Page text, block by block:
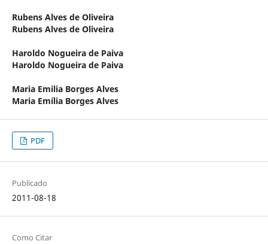
Rubens Alves de Oliveira
Rubens Alves de Oliveira
Haroldo Nogueira de Paiva
Haroldo Nogueira de Paiva
Maria Emilia Borges Alves
Maria Emília Borges Alves
PDF
Publicado
2011-08-18
Como Citar